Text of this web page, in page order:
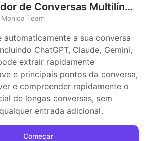
Resumidor de Conversas Multilíngues
Team
automaticamente a sua conversa
ChatGPT, Claude, Gemini,
extrair rapidamente
e principais pontos da conversa,
e compreender rapidamente o
de longas conversas, sem
entrada adicional.
Começar